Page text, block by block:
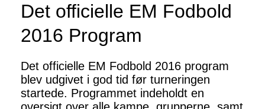
Det officielle EM Fodbold
2016 Program
Det officielle EM Fodbold 2016 program
blev udgivet i god tid før turneringen
startede. Programmet indeholdt en